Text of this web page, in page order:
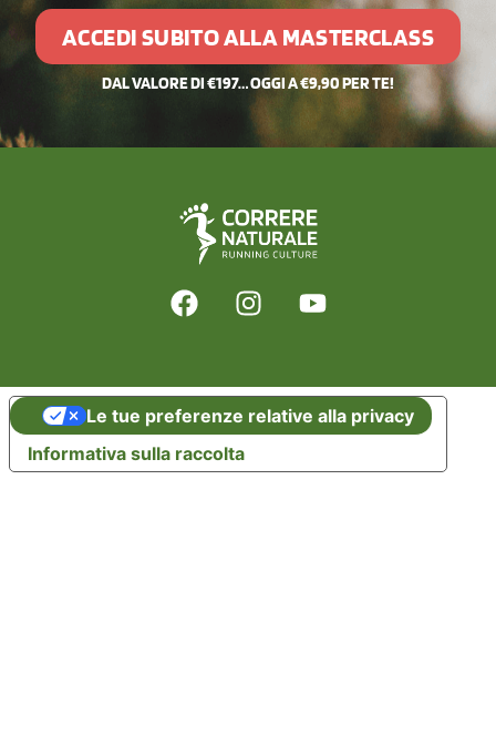
ACCEDI SUBITO ALLA MASTERCLASS
DAL VALORE DI €197… OGGI A €9,90 PER TE!
Informativa sulla raccolta
Le tue preferenze relative alla privacy